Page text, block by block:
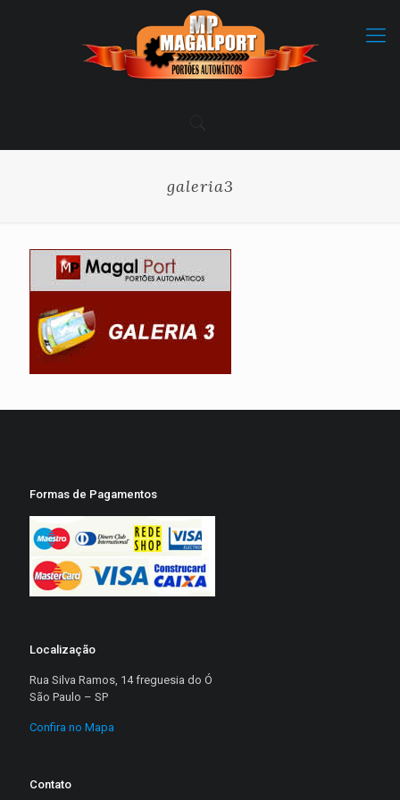
galeria3
Formas de Pagamentos
Localização
Rua Silva Ramos, 14 freguesia do Ó
São Paulo – SP
Confira no Mapa
Contato